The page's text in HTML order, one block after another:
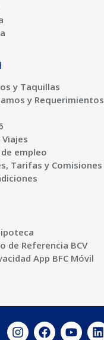
y Taquillas
y Requerimientos
empleo
Tarifas y Comisiones
de Referencia BCV
App BFC Móvil